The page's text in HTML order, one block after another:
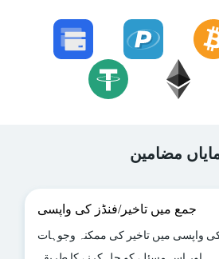
مضامین
جمع میں تاخیر/فنڈز کی واپسی
واپسی میں تاخیر کی ممکنہ وجوہات